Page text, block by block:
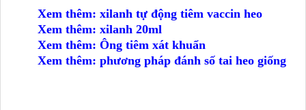
Xem thêm: xilanh tự động tiêm vaccin heo
Xem thêm: xilanh 20ml
Xem thêm: Ông tiêm xát khuẩn
Xem thêm: phương pháp đánh số tai heo giống